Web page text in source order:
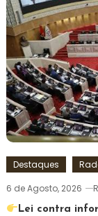
Destaques
6 de Agosto, 2026
Lei contra